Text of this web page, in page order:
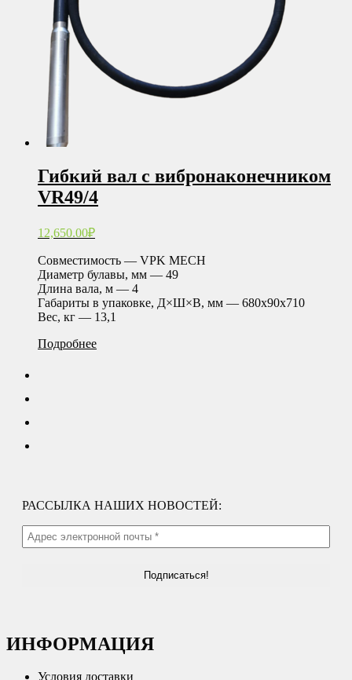
Гибкий вал с вибронаконечником
VR49/4
12,650.00₽
Совместимость — VPK MECH
Диаметр булавы, мм — 49
Длина вала, м — 4
Габариты в упаковке, Д×Ш×В, мм — 680х90х710
Вес, кг — 13,1
Подробнее
РАССЫЛКА НАШИХ НОВОСТЕЙ:
ИНФОРМАЦИЯ
Условия доставки